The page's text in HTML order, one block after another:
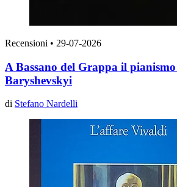
Recensioni • 29-07-2026
A Bassano del Grappa il
Baryshevskyi
di Stefano Nardelli